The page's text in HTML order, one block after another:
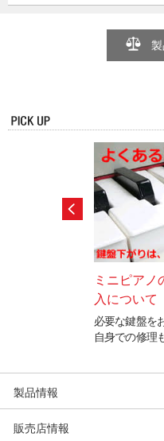
ミニピアノ
入について
必要な鍵盤を
自身での修理
製品情報
販売店情報